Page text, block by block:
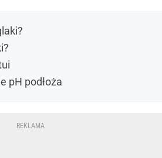
pH podłoża